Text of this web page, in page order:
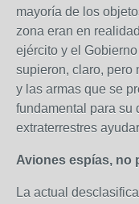
mayoría de los
zona eran en
ejército y el
supieron, claro, pero
y las armas que se
fundamental para su
extraterrestres
Aviones espías, no
La actual